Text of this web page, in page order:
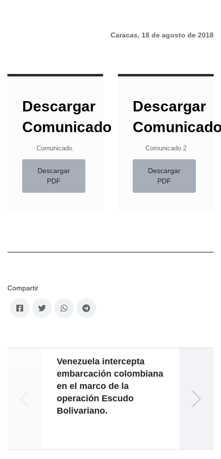
Caracas, 18 de agosto de 2018
Descargar
Comunicado
Comunicado.
Descargar
PDF
Descargar
Comunicado 2
Descargar
PDF
Compartir
Venezuela intercepta
embarcación colombiana
en el marco de la
operación Escudo
Bolivariano.